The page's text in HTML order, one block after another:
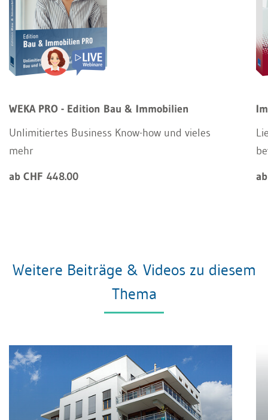
WEKA PRO - Edition Bau & Immobilien
Unlimitiertes Business Know-how und vieles
mehr
ab CHF 448.00
Weitere Beiträge & Videos zu diesem
Thema